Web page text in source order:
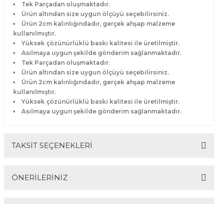
Tek Parçadan oluşmaktadır.
Ürün altından size uygun ölçüyü seçebilirsiniz.
Ürün 2cm kalınlığındadır, gerçek ahşap malzeme
kullanılmıştır.
Yüksek çözünürlüklü baskı kalitesi ile üretilmiştir.
Asılmaya uygun şekilde gönderim sağlanmaktadır.
Tek Parçadan oluşmaktadır.
Ürün altından size uygun ölçüyü seçebilirsiniz.
Ürün 2cm kalınlığındadır, gerçek ahşap malzeme
kullanılmıştır.
Yüksek çözünürlüklü baskı kalitesi ile üretilmiştir.
Asılmaya uygun şekilde gönderim sağlanmaktadır.
TAKSİT SEÇENEKLERİ
ÖNERİLERİNİZ